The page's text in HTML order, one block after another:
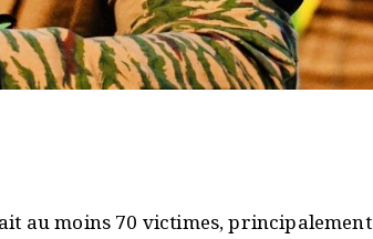
au moins 70 victimes, principalement